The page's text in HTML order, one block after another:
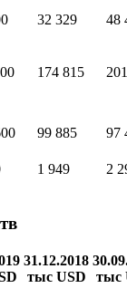
32 329
48
174 815
99 885 97
1 949
2
31.12.2018
тыс USD
тыс